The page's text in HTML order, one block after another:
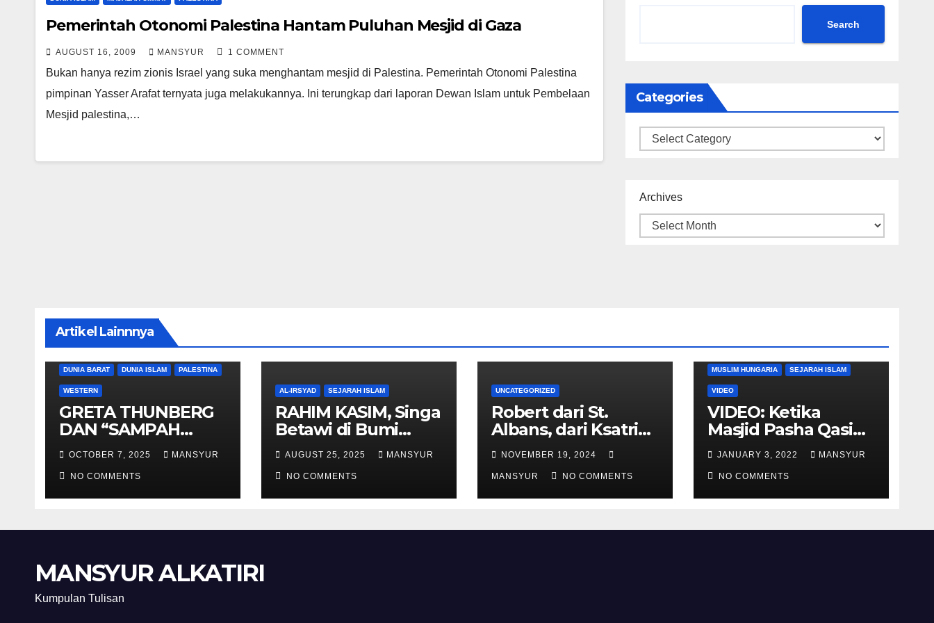
Pemerintah Otonomi Palestina Hantam Puluhan Mesjid di Gaza
AUGUST 16, 2009 MANSYUR 1 COMMENT
Bukan hanya rezim zionis Israel yang suka menghantam mesjid di Palestina. Pemerintah Otonomi Palestina
pimpinan Yasser Arafat ternyata juga melakukannya. Ini terungkap dari laporan Dewan Islam untuk Pembelaan
Mesjid palestina,…
Search
Categories
Categories
Archives
Artikel Lainnnya
DUNIA BARAT DUNIA ISLAM PALESTINA
WESTERN
GRETA THUNBERG
DAN “SAMPAH
BERSORBAN”
OCTOBER 7, 2025 MANSYUR
NO COMMENTS
AL-IRSYAD SEJARAH ISLAM
RAHIM KASIM, Singa
Betawi di Bumi
Andalas
AUGUST 25, 2025 MANSYUR
NO COMMENTS
UNCATEGORIZED
Robert dari St.
Albans, dari Ksatria
Templar Menjadi
Komandan Pasukan
Shalahuddin
Merebut Kembali
NOVEMBER 19, 2024
MANSYUR NO COMMENTS
DUNIA BARAT DUNIA ISLAM
MUSLIM HUNGARIA SEJARAH ISLAM
VIDEO
VIDEO: Ketika
Masjid Pasha Qasim
Diubah Menjadi
Gereja Katolik di
Pecs, Hungaria
JANUARY 3, 2022 MANSYUR
NO COMMENTS
MANSYUR ALKATIRI
Kumpulan Tulisan